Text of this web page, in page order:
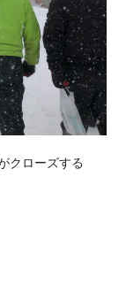
クローズする